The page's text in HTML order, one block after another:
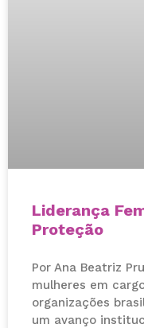
Liderança
Proteção
Por Ana Beatriz
mulheres em
organizações
um avanço